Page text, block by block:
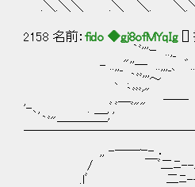
.＼.＼＼ .＼ ＼. ＼.
2158 名前： fido ◆gj8ofMYqIg
｀ﾞ'''ｰ ..,_ ｀ﾞ''
- ..,,_"''― ..,,,_、 ゛
、 .｀ﾞﾞ'''～ ｀ﾞﾞ
｀ﾞﾞﾞ'" ＿＿ ｒ'"⌒'-
'-､, . ＿,ﾞ,ﾞ￣ﾞ"" ! .
｀ﾞ"────' ﾞ
￣￣￣￣￣￣￣￣￣￣￣
,, -――ｰ-
/ ￣ﾞ二ﾆ--、 : ）
.lﾞ 二ﾆ-- ‘´ ） ク